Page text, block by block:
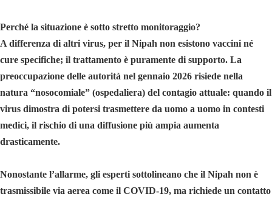
Perché la situazione è sotto stretto monitoraggio?
A differenza di altri virus, per il Nipah non esistono vaccini né
cure specifiche; il trattamento è puramente di supporto. La
preoccupazione delle autorità nel gennaio 2026 risiede nella
natura “nosocomiale” (ospedaliera) del contagio attuale: quando il
virus dimostra di potersi trasmettere da uomo a uomo in contesti
medici, il rischio di una diffusione più ampia aumenta
drasticamente.
Nonostante l’allarme, gli esperti sottolineano che il Nipah non è
trasmissibile via aerea come il COVID-19, ma richiede un contatto